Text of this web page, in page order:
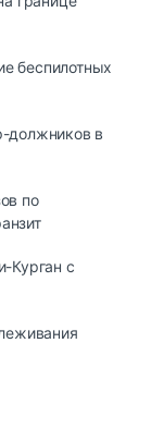
беспилотных
должников в
по
Курган с